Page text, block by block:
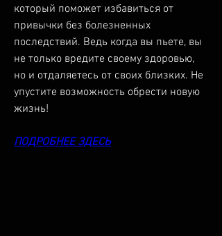
который поможет избавиться от
привычки без болезненных
последствий. Ведь когда вы пьете, вы
не только вредите своему здоровью,
но и отдаляетесь от своих близких. Не
упустите возможность обрести новую
жизнь!
ПОДРОБНЕЕ ЗДЕСЬ